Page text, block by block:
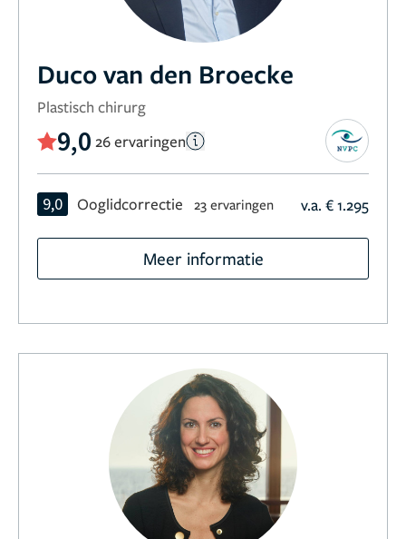
Duco van den Broecke
Plastisch chirurg
9,0 26 ervaringen
9,0 Ooglidcorrectie 23 ervaringen v.a. € 1.295
Meer informatie